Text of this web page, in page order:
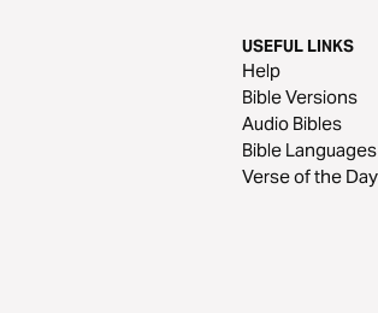
USEFUL LINKS
Help
Bible Versions
Audio Bibles
Bible Languages
Verse of the Day